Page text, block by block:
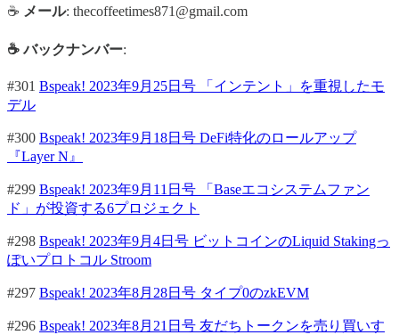
☕ メール: thecoffeetimes871@gmail.com
☕ バックナンバー:
#301 Bspeak! 2023年9月25日号 「インテント」を重視したモ
デル
#300 Bspeak! 2023年9月18日号 DeFi特化のロールアップ
『Layer N』
#299 Bspeak! 2023年9月11日号 「Baseエコシステムファン
ド」が投資する6プロジェクト
#298 Bspeak! 2023年9月4日号 ビットコインのLiquid Stakingっ
ぽいプロトコル Stroom
#297 Bspeak! 2023年8月28日号 タイプ0のzkEVM
#296 Bspeak! 2023年8月21日号 友だちトークンを売り買いす